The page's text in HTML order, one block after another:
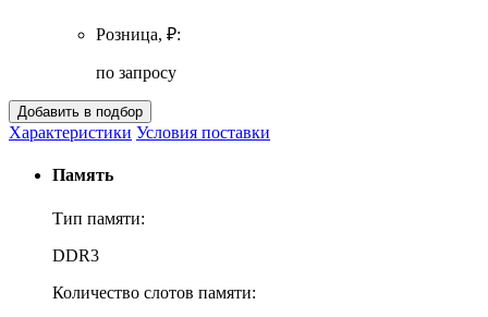
Розница, ₽:
по запросу
Характеристики Условия поставки
Память
Тип памяти:
DDR3
Количество слотов памяти: